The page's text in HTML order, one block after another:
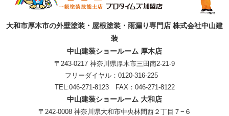
大和市厚木市の外壁塗装・屋根塗装・雨漏り専門店 株式会社中山建
装
中山建装ショールーム 厚木店
〒243-0217 神奈川県厚木市三田南2-21-9
フリーダイヤル： 0120-316-225
TEL:046-271-8123 FAX：046-271-8122
中山建装ショールーム 大和店
〒242-0008 神奈川県大和市中央林間西２丁目７−６